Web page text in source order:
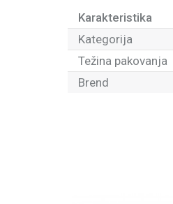
Karakteristika
Kategorija
Težina pakovanja
Brend